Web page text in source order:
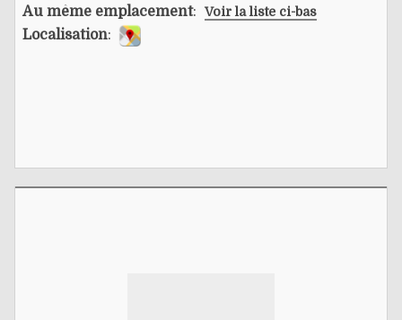
Au même emplacement: Voir la liste ci-bas
Localisation: